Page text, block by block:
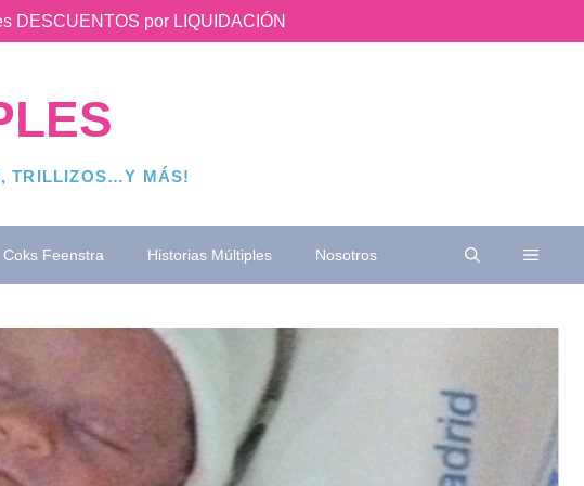
DESCUENTOS por LIQUIDACIÓN
TRILLIZOS…Y MÁS!
Coks Feenstra Historias Múltiples Nosotros